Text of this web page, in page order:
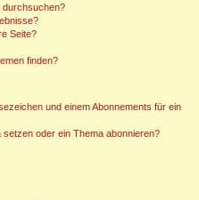
durchsuchen?
Seite?
finden?
und einem Abonnements für ein
oder ein Thema abonnieren?